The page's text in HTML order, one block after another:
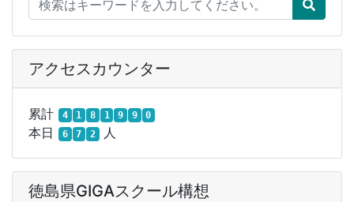
アクセスカウンター
累計 4 1 8 1 9 9 0
本日 6 7 2 人
徳島県GIGAスクール構想